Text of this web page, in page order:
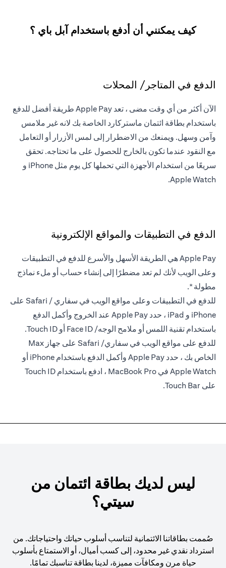
كيف يمكنني أن أدفع باستخدام آبل باي ؟
الدفع في المتاجر/ المحلات
الآن أكثر من أي وقت مضى ، تعد Apple Pay طريقة أفضل للدفع
باستخدام بطاقة ائتمان ماستركارد الخاصة بك لانه غير ملامس
وآمن وسهل. ويمنعك من الاضطرار إلى لمس الأزرار أو التعامل
مع النقود عندما تكون بالخارج للحصول على ما تحتاجه. تحقق
سريعًا من استخدام الأجهزة التي تحملها كل يوم مثل iPhone و
Apple Watch.
الدفع في التطبيقات والمواقع الإلكترونية
Apple Pay هي الطريقة الأسهل والأسرع للدفع في التطبيقات
وعلى الويب لأنك لم تعد مضطرًا إلى إنشاء حساب أو ملء نماذج
مطولة *.
للدفع في التطبيقات وعلى مواقع الويب في سفاري / Safari على
iPhone و iPad ، حدد Apple Pay عند الخروج وأكمل الدفع
باستخدام تقنية اللمس أو ملامح الوجه/ Face ID أو Touch ID.
للدفع على مواقع الويب في سفاري/ Safari على جهاز Max
الخاص بك ، حدد Apple Pay وأكمل الدفع باستخدام iPhone أو
Apple Watch في MacBook Pro ، ادفع باستخدام Touch ID
على Touch Bar.
ليس لديك بطاقة ائتمان من
سيتي؟
صُممت بطاقاتنا الائتمانية لتناسب أسلوب حياتك واحتياجاتك. من
استرداد نقدي غير محدود، إلى كسب أميال، أو الاستمتاع بأسلوب
حياة مرن ومكافآت مميزة، لدينا بطاقة تناسبك تمامًا.